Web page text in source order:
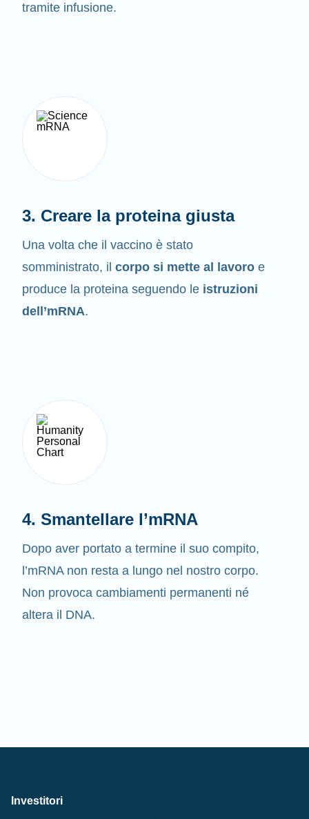
tramite infusione.
3. Creare la proteina giusta
Una volta che il vaccino è stato
somministrato, il corpo si mette al lavoro e
produce la proteina seguendo le istruzioni
dell’mRNA.
4. Smantellare l’mRNA
Dopo aver portato a termine il suo compito,
l’mRNA non resta a lungo nel nostro corpo.
Non provoca cambiamenti permanenti né
altera il DNA.
Investitori